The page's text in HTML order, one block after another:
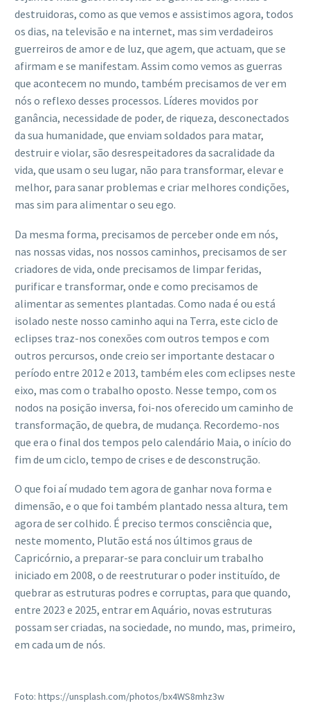
destruidoras, como as que vemos e assistimos agora, todos
os dias, na televisão e na internet, mas sim verdadeiros
guerreiros de amor e de luz, que agem, que actuam, que se
afirmam e se manifestam. Assim como vemos as guerras
que acontecem no mundo, também precisamos de ver em
nós o reflexo desses processos. Líderes movidos por
ganância, necessidade de poder, de riqueza, desconectados
da sua humanidade, que enviam soldados para matar,
destruir e violar, são desrespeitadores da sacralidade da
vida, que usam o seu lugar, não para transformar, elevar e
melhor, para sanar problemas e criar melhores condições,
mas sim para alimentar o seu ego.
Da mesma forma, precisamos de perceber onde em nós,
nas nossas vidas, nos nossos caminhos, precisamos de ser
criadores de vida, onde precisamos de limpar feridas,
purificar e transformar, onde e como precisamos de
alimentar as sementes plantadas. Como nada é ou está
isolado neste nosso caminho aqui na Terra, este ciclo de
eclipses traz-nos conexões com outros tempos e com
outros percursos, onde creio ser importante destacar o
período entre 2012 e 2013, também eles com eclipses neste
eixo, mas com o trabalho oposto. Nesse tempo, com os
nodos na posição inversa, foi-nos oferecido um caminho de
transformação, de quebra, de mudança. Recordemo-nos
que era o final dos tempos pelo calendário Maia, o início do
fim de um ciclo, tempo de crises e de desconstrução.
O que foi aí mudado tem agora de ganhar nova forma e
dimensão, e o que foi também plantado nessa altura, tem
agora de ser colhido. É preciso termos consciência que,
neste momento, Plutão está nos últimos graus de
Capricórnio, a preparar-se para concluir um trabalho
iniciado em 2008, o de reestruturar o poder instituído, de
quebrar as estruturas podres e corruptas, para que quando,
entre 2023 e 2025, entrar em Aquário, novas estruturas
possam ser criadas, na sociedade, no mundo, mas, primeiro,
em cada um de nós.
Foto: https://unsplash.com/photos/bx4WS8mhz3w